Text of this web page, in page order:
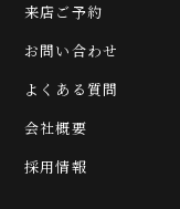
来店ご予約
お問い合わせ
よくある質問
会社概要
採用情報